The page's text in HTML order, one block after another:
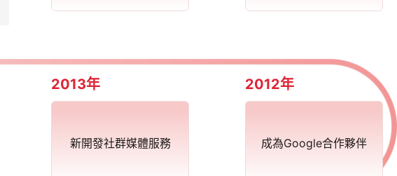
2013年
新開發社群媒體服務
2012年
成為Google合作夥伴